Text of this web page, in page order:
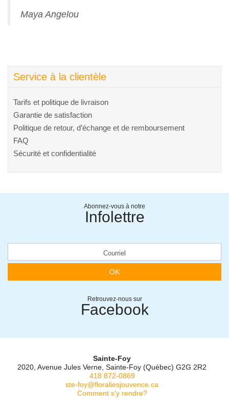
Maya Angelou
Service à la clientèle
Tarifs et politique de livraison
Garantie de satisfaction
Politique de retour, d’échange et de remboursement
FAQ
Sécurité et confidentialité
Abonnez-vous à notre
Infolettre
OK
Retrouvez-nous sur
Facebook
Sainte-Foy
2020, Avenue Jules Verne, Sainte-Foy (Québec) G2G 2R2
418 872-0869
ste-foy@floraliesjouvence.ca
Comment s'y rendre?